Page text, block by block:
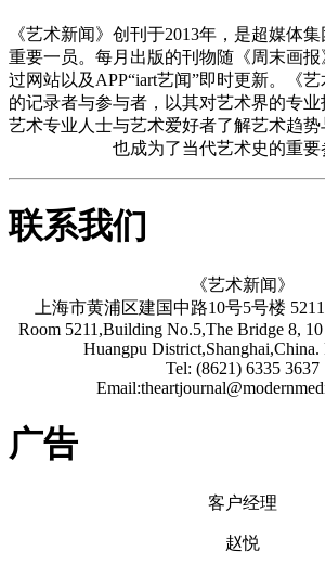
《艺术新闻》创刊于2013年，是超媒体
重要一员。每月出版的刊物随《周末画
过网站以及APP“iart艺闻”即时更新。《
的记录者与参与者，以其对艺术界的专
艺术专业人士与艺术爱好者了解艺术趋势
也成为了当代艺术史的重要
联系我们
《艺术新闻》
上海市黄浦区建国中路10号5号楼
Room 5211,Building No.5,The Bridge 8,
Huangpu District,Shanghai,China.
Tel: (8621) 6335 3637
广告
客户经理
赵悦